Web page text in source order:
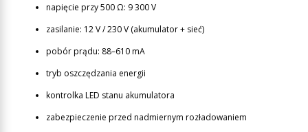
napięcie przy 500 Ω: 9 300 V
zasilanie: 12 V / 230 V (akumulator + sieć)
pobór prądu: 88–610 mA
tryb oszczędzania energii
kontrolka LED stanu akumulatora
zabezpieczenie przed nadmiernym rozładowaniem